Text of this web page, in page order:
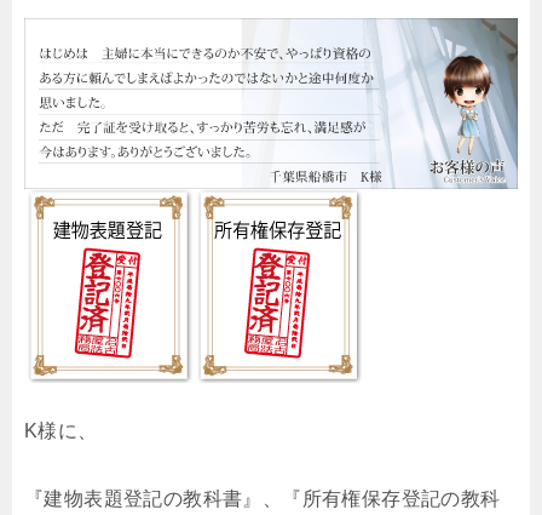
K様に、
『建物表題登記の教科書』、『所有権保存登記の教科